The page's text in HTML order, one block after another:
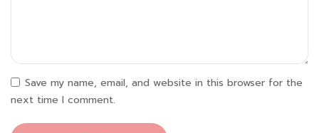
Save my name, email, and website in this browser for the
next time I comment.